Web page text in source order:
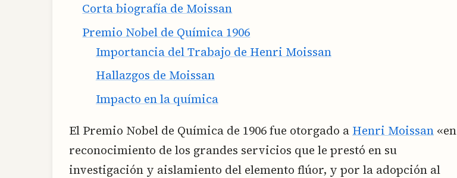
Corta biografía de Moissan
Premio Nobel de Química 1906
Importancia del Trabajo de Henri Moissan
Hallazgos de Moissan
Impacto en la química
El Premio Nobel de Química de 1906 fue otorgado a Henri Moissan «en
reconocimiento de los grandes servicios que le prestó en su
investigación y aislamiento del elemento flúor, y por la adopción al